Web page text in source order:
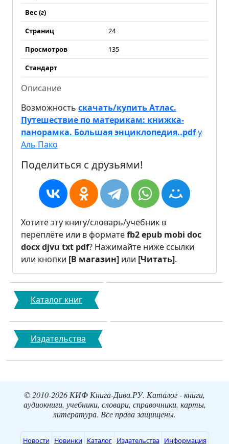
Вес (г)
Страниц
24
Просмотров
135
Стандарт
Описание
Возможность скачать/купить Атлас.
Путешествие по материкам: книжка-
панорамка. Большая энциклопедия..pdfу
Аль Пако
Поделиться с друзьями!
Хотите эту книгу/словарь/учебник в
переплёте или в форматеfb2epub mobi doc
docxdjvu txt pdf? Нажимайте ниже ссылки
или кнопки [В магазин] или [Читать].
Каталог книг
Издательства
© 2010-2026 КИФ Книга-Дива.РУ. Каталог - книги,
аудиокниги, учебники, словари, справочники, карты,
литература. Все права защищены.
Новости Новинки Каталог Издательства Информация